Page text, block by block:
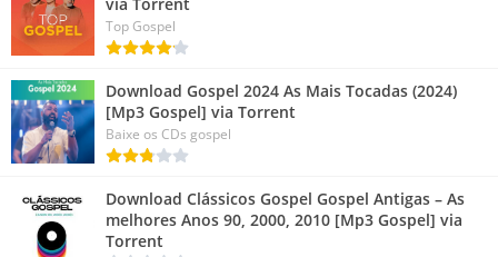
Top Gospel
Download Gospel 2024 As Mais Tocadas (2024)
[Mp3 Gospel] via Torrent
Baixe os CDs gospel
Download Clássicos Gospel Gospel Antigas – As
melhores Anos 90, 2000, 2010 [Mp3 Gospel] via
Torrent